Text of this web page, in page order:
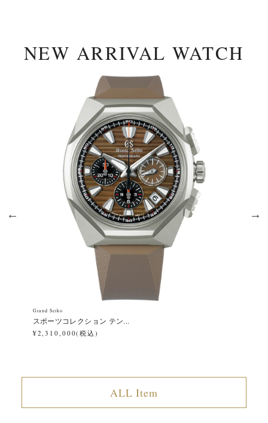
NEW ARRIVAL WATCH
Grand Seiko
スポーツコレクション テン...
¥2,310,000(税込)
ALL Item